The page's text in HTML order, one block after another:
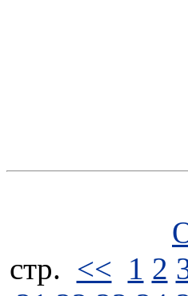
стp. << 1 2